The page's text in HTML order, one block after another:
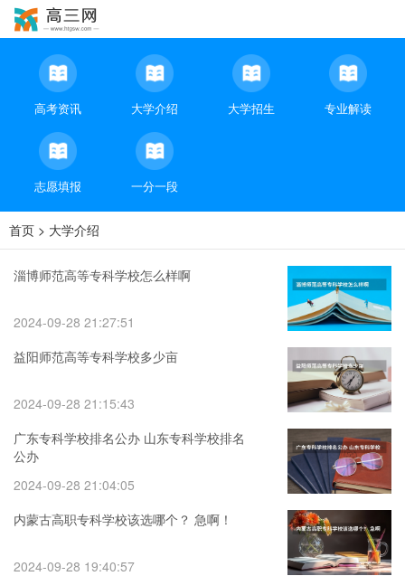
高考资讯 大学介绍 大学招生 专业解读
志愿填报 一分一段
首页 > 大学介绍
淄博师范高等专科学校怎么样啊
2024-09-28 21:27:51
益阳师范高等专科学校多少亩
2024-09-28 21:15:43
广东专科学校排名公办 山东专科学校排名
公办
2024-09-28 21:04:05
内蒙古高职专科学校该选哪个？ 急啊！
2024-09-28 19:40:57